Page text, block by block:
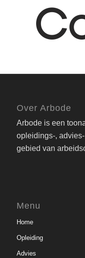
Over Arbode
Arbode is een
opleidings-,
gebied van
Menu
Home
Opleiding
Advies